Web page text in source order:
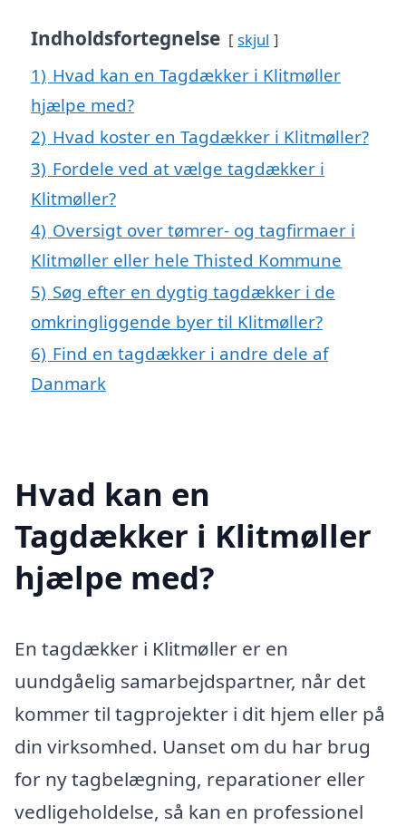
Indholdsfortegnelse skjul
1) Hvad kan en Tagdækker i Klitmøller
hjælpe med?
2) Hvad koster en Tagdækker i Klitmøller?
3) Fordele ved at vælge tagdækker i
Klitmøller?
4) Oversigt over tømrer- og tagfirmaer i
Klitmøller eller hele Thisted Kommune
5) Søg efter en dygtig tagdækker i de
omkringliggende byer til Klitmøller?
6) Find en tagdækker i andre dele af
Danmark
Hvad kan en
Tagdækker i Klitmøller
hjælpe med?
En tagdækker i Klitmøller er en
uundgåelig samarbejdspartner, når det
kommer til tagprojekter i dit hjem eller på
din virksomhed. Uanset om du har brug
for ny tagbelægning, reparationer eller
vedligeholdelse, så kan en professionel